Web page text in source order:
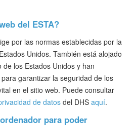
del ESTA?
por las normas establecidas por la
Unidos. También está alojado
los Estados Unidos y han
garantizar la seguridad de los
en el sitio web. Puede consultar
de datos del DHS aquí.
para poder